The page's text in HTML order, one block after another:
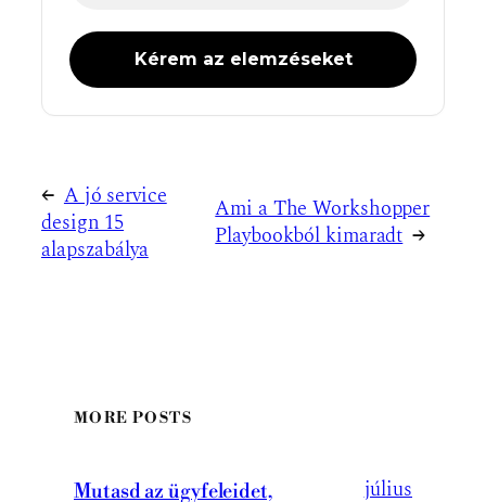
← A jó service
design 15
alapszabálya
Ami a The Workshopper
Playbookból kimaradt →
MORE POSTS
Mutasd az ügyfeleidet,
július